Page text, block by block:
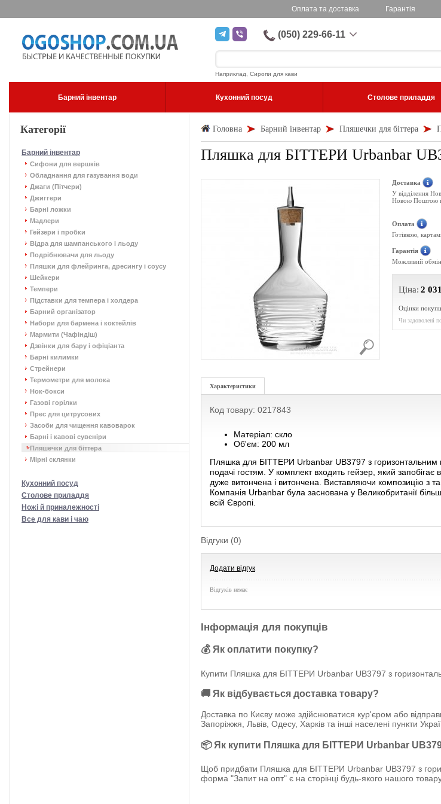
Оплата та доставка Гарантія
(050) 229-66-11
Наприклад, Сиропи для кави
Барний інвентар Кухонний посуд Столове приладдя
Категорії
Барний інвентар
Сифони для вершків
Обладнання для газування води
Джаги (Пітчери)
Джиггери
Барні ложки
Мадлери
Гейзери і пробки
Відра для шампанського і льоду
Подрібнювачи для льоду
Пляшки для флейринга, дресингу і соусу
Шейкери
Темпери
Підставки для темпера і холдера
Барний організатор
Набори для бармена і коктейлів
Мармити (Чафіндіш)
Дзвінки для бару і офіціанта
Барні килимки
Стрейнери
Термометри для молока
Нок-бокси
Газові горілки
Прес для цитрусових
Засоби для чищення кавоварок
Барні і кавові сувеніри
Пляшечки для біттера
Мірні склянки
Кухонний посуд
Столове приладдя
Ножі й приналежності
Все для кави і чаю
Головна Барний інвентар Пляшечки для біттера
Пляшка для БІТТЕРИ Urbanbar
Доставка
У відділення
Новою Поштою
Оплата
Готівкою,
Гарантія
Можливий
Ціна: 2 031
Оцінки
Чи задоволені
Характеристики
Код товару: 0217843
Матеріал: скло
Об'єм: 200 мл
Пляшка для БІТТЕРИ Urbanbar UB3797 з горизонтальним
подачі гостям. У комплект входить гейзер, який
дуже витончена і витончена. Виставляючи композицію з
Компанія Urbanbar була заснована у Великобританії
всій Європі.
Відгуки (0)
Додати відгук
Відгуків немає
Інформація для покупців
💰 Як оплатити покупку?
Купити Пляшка для БІТТЕРИ Urbanbar UB3797 з
🚚 Як відбувається доставка товару?
Доставка по Києву може здійснюватися кур'єром або
Запоріжжя, Львів, Одесу, Харків та інші населені пункти
📦 Як купити Пляшка для БІТТЕРИ Urbanbar
Щоб придбати Пляшка для БІТТЕРИ Urbanbar UB3797 з
форма "Запит на опт" є на сторінці будь-якого нашого